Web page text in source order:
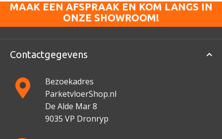
MAAK EEN AFSPRAAK EN KOM LANGS IN
ONZE SHOWROOM!
Contactgegevens
Bezoekadres
ParketvloerShop.nl
De Alde Mar 8
9035 VP Dronryp